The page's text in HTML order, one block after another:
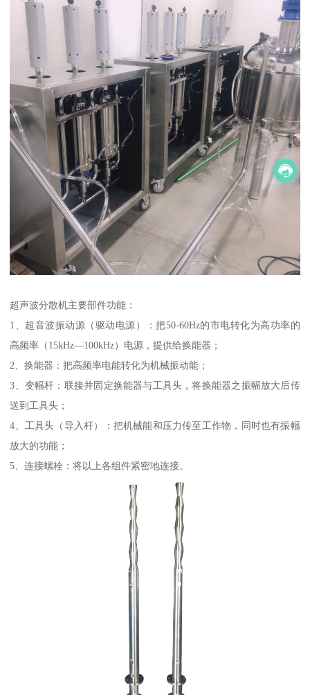
超声波分散机主要部件功能：
1、超音波振动源（驱动电源）：把50-60Hz的市电转化为高功率的
高频率（15kHz—100kHz）电源，提供给换能器；
2、换能器：把高频率电能转化为机械振动能；
3、变幅杆：联接并固定换能器与工具头，将换能器之振幅放大后传
送到工具头；
4、工具头（导入杆）：把机械能和压力传至工作物，同时也有振幅
放大的功能；
5、连接螺栓：将以上各组件紧密地连接。